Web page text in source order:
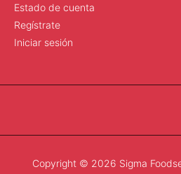
Estado de cuenta
Regístrate
Iniciar sesión
Copyright © 2026 Sigma